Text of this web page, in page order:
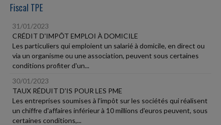
Fiscal TPE
31/01/2023
CRÉDIT D'IMPÔT EMPLOI À DOMICILE
Les particuliers qui emploient un salarié à domicile, en direct ou
via un organisme ou une association, peuvent sous certaines
conditions profiter d'un...
30/01/2023
TAUX RÉDUIT D'IS POUR LES PME
Les entreprises soumises à l'impôt sur les sociétés qui réalisent
un chiffre d'affaires inférieur à 10 millions d'euros peuvent, sous
certaines conditions,...